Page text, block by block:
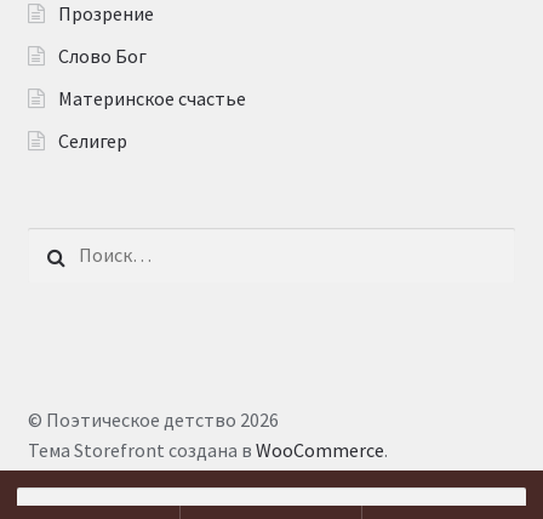
Прозрение
Слово Бог
Материнское счастье
Селигер
Найти:
© Поэтическое детство 2026
Тема Storefront создана в WooCommerce.
Искать: